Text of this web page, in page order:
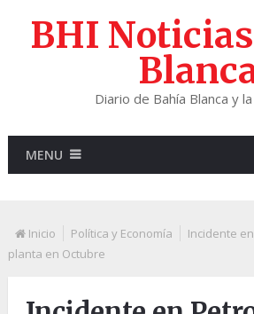
BHI
Diario de Bahía Blanca y
MENU
Inicio Política y Economía
Incidente
planta en Octubre